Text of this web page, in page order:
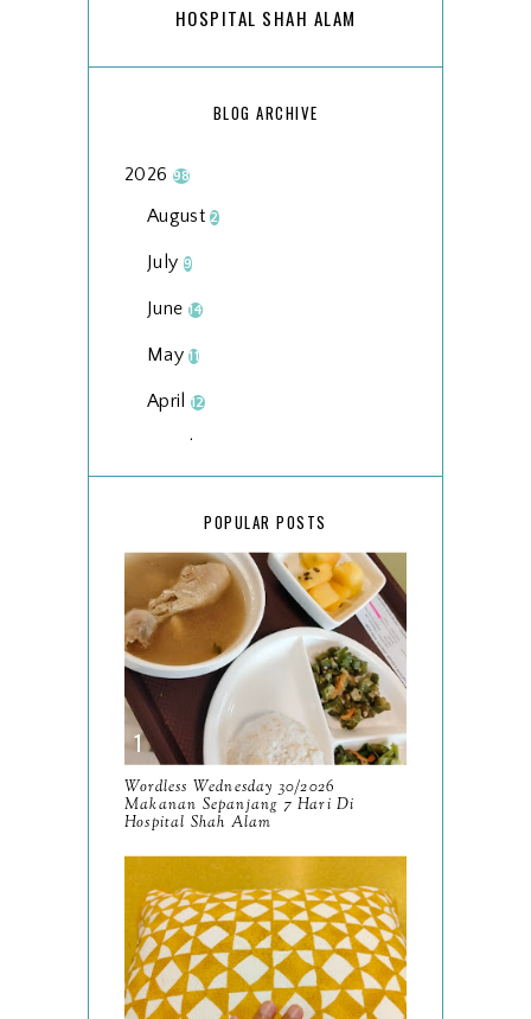
HOSPITAL SHAH ALAM
BLOG ARCHIVE
2026 98
August2
July 9
June 14
May11
April 12
March
2025134
December15
November
October
September
August8
June10
May9
April9
POPULAR POSTS
Wordless Wednesday 30/2026
Makanan Sepanjang 7 Hari Di
Hospital Shah Alam